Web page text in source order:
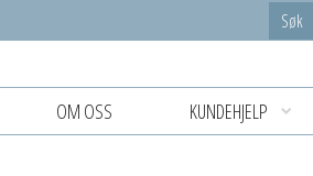
OM OSS KUNDEHJELP